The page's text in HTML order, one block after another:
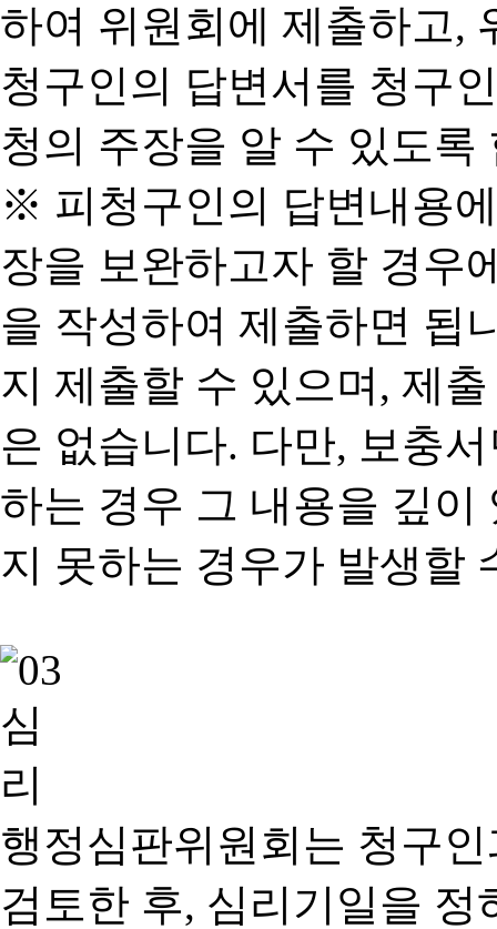
하여 위원회에 제출하고,
청구인의 답변서를 청구
청의 주장을 알 수 있도록
※ 피청구인의 답변내용
장을 보완하고자 할 경우
을 작성하여 제출하면 됩
지 제출할 수 있으며, 제
은 없습니다. 다만, 보충
하는 경우 그 내용을 깊이
지 못하는 경우가 발생할
행정심판위원회는 청구
검토한 후, 심리기일을 정